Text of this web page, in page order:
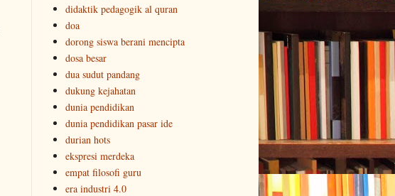
didaktik pedagogik al quran
doa
dorong siswa berani mencipta
dosa besar
dua sudut pandang
dukung kejahatan
dunia pendidikan
dunia pendidikan pasar ide
durian hots
ekspresi merdeka
empat filosofi guru
era industri 4.0